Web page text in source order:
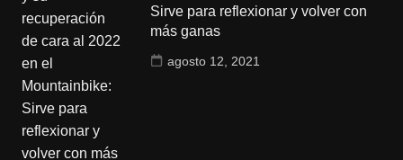
Sirve para reflexionar y volver con
más ganas
agosto 12, 2021